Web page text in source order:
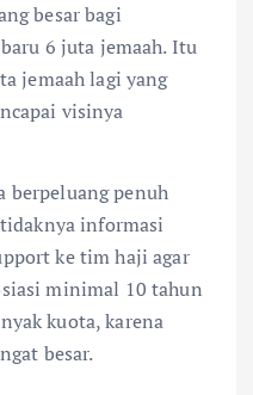
besar bagi
6 juta jemaah. Itu
jemaah lagi yang
visinya
berpeluang penuh
informasi
ke tim haji agar
minimal 10 tahun
kuota, karena
besar.